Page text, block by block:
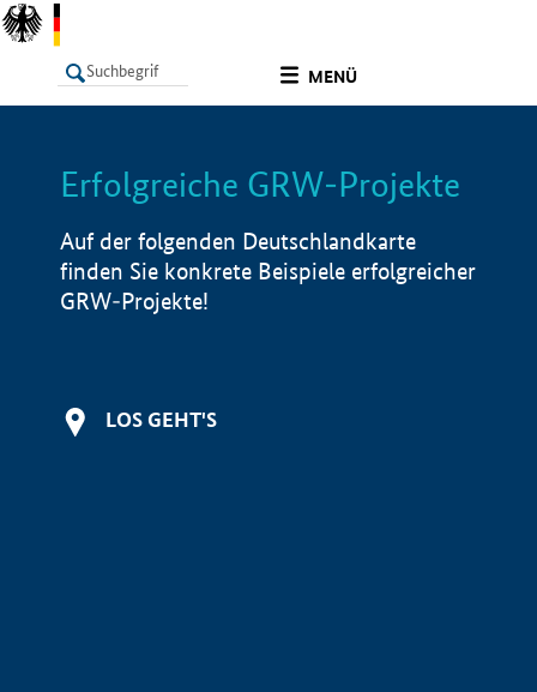
MENÜ
LISTE Info
Erfolgreiche GRW-Projekte
Auf der folgenden Deutschlandkarte
finden Sie konkrete Beispiele erfolgreicher
GRW-Projekte!
LOS GEHT'S